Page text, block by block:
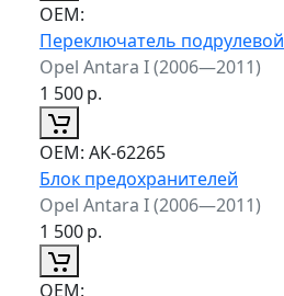
ОЕМ:
Переключатель подрулевой
Opel Antara I (2006—2011)
1 500р.
ОЕМ: AK-62265
Блок предохранителей
Opel Antara I (2006—2011)
1 500р.
ОЕМ: